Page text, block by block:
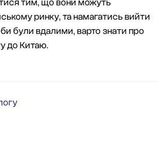
ринку, та намагатись вийти
були вдалими, варто знати про
до Китаю.